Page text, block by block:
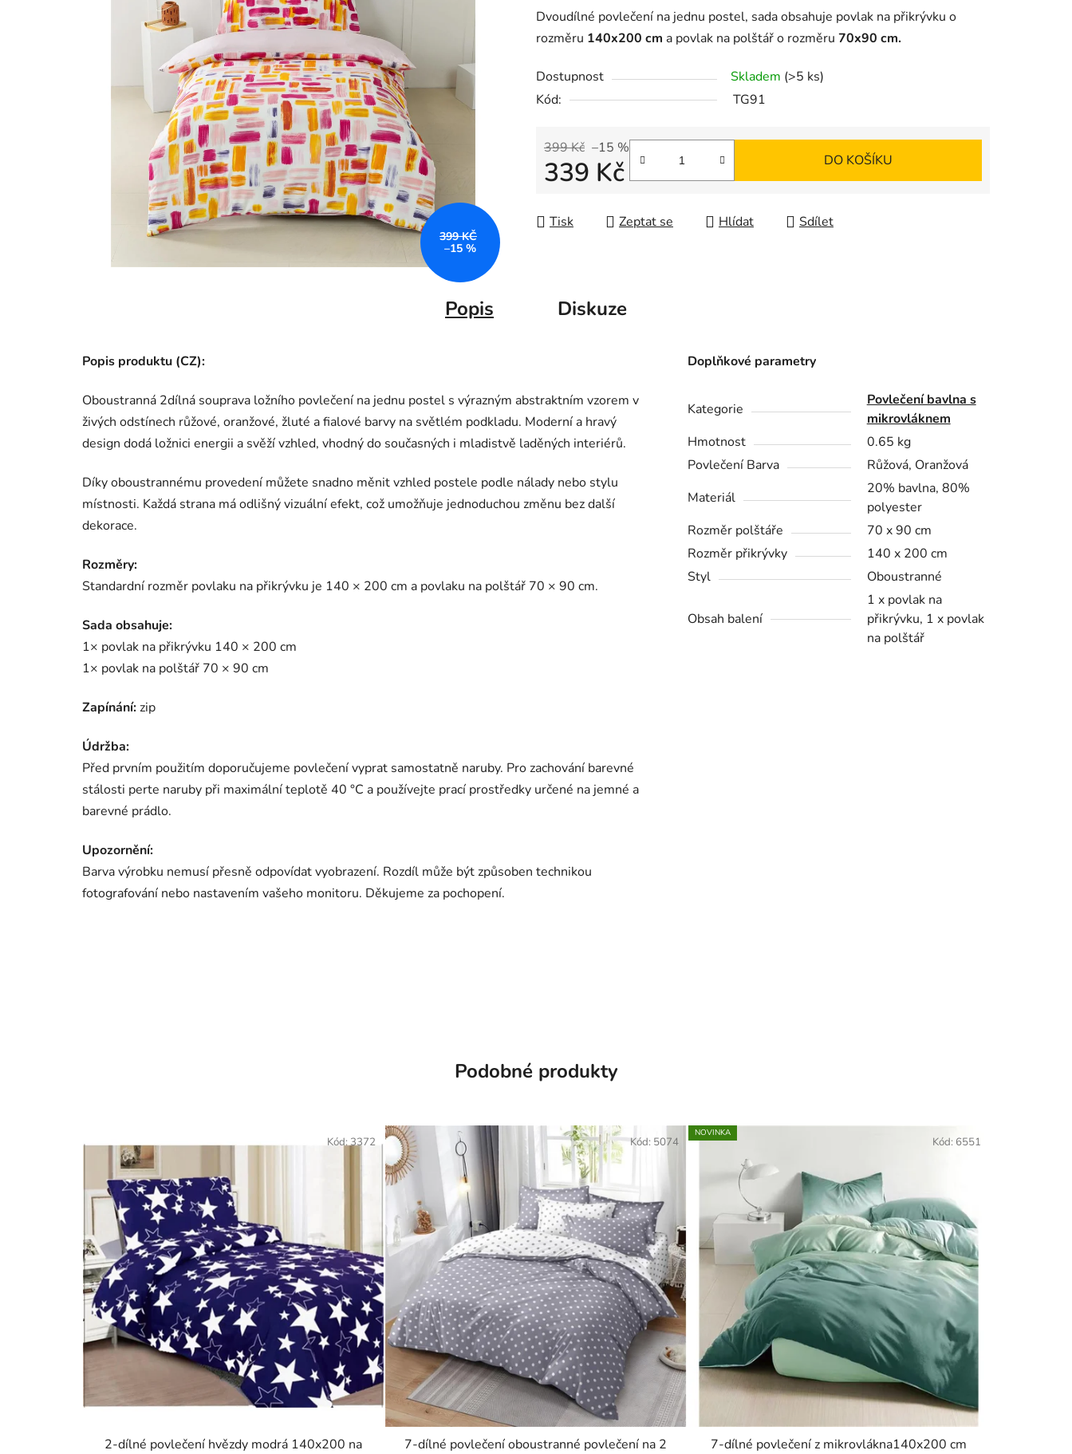
Dvoudílné povlečení na jednu postel, sada obsahuje povlak na přikrývku o
rozměru 140x200 cm a povlak na polštářo rozměru 70x90 cm.
Dostupnost Skladem (>5 ks)
Kód:
TG91
399 Kč –15 %
339 Kč DO KOŠÍKU
Tisk Zeptat se Hlídat Sdílet
399 KČ
–15 %
Popis Diskuze
Popis produktu (CZ):
Oboustranná 2dílná souprava ložního povlečení na jednu postel s výrazným abstraktním vzorem v
živých odstínech růžové, oranžové, žluté a fialové barvy na světlém podkladu. Moderní a hravý
design dodá ložnici energii a svěží vzhled, vhodný do současných i mladistvě laděných interiérů.
Díky oboustrannému provedení můžete snadno měnit vzhled postele podle nálady nebo stylu
místnosti. Každá strana má odlišný vizuální efekt, což umožňuje jednoduchou změnu bez další
dekorace.
Rozměry:
Standardní rozměr povlaku na přikrývku je 140 × 200 cm a povlaku na polštář 70 × 90 cm.
Sada obsahuje:
1× povlak na přikrývku 140 × 200 cm
1× povlak na polštář 70 × 90 cm
Zapínání:zip
Údržba:
Před prvním použitím doporučujeme povlečení vyprat samostatně naruby. Pro zachování barevné
stálosti perte naruby při maximální teplotě 40 °C a používejte prací prostředky určené na jemné a
barevné prádlo.
Upozornění:
Barva výrobku nemusí přesně odpovídat vyobrazení. Rozdíl může být způsoben technikou
fotografování nebo nastavením vašeho monitoru. Děkujeme za pochopení.
Doplňkové parametry
Kategorie
Povlečení bavlna s
mikrovláknem
Hmotnost
0.65 kg
Povlečení Barva
Růžová, Oranžová
Materiál
20% bavlna, 80%
polyester
Rozměr polštáře
70 x 90 cm
Rozměr přikrývky
140 x 200 cm
Styl
Oboustranné
Obsah balení
1 x povlak na
přikrývku, 1 x povlak
na polštář
Podobné produkty
2-dílné povlečení hvězdy modrá 140x200 na
Kód:3372
7-dílné povlečení oboustranné povlečení na 2
Kód: 5074
NOVINKA
7-dílné povlečení z mikrovlákna140x200 cm
Kód: 6551